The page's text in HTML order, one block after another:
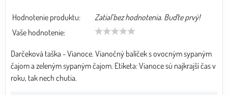
Hodnotenie produktu:
Zatiaľ bez hodnotenia. Buďte prvý!
Vaše hodnotenie:
Darčeková taška - Vianoce. Vianočný balíček s ovocným sypaným
čajom a zeleným sypaným čajom. Etiketa: Vianoce sú najkrajší čas v
roku, tak nech chutia.